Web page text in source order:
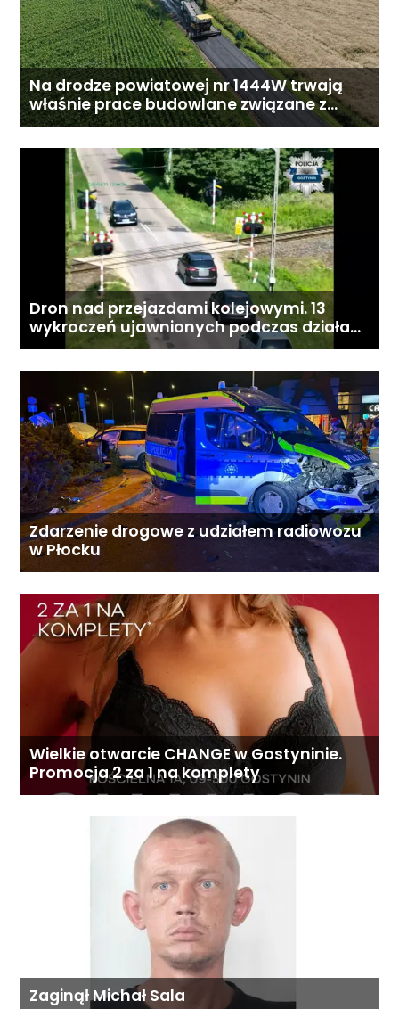
Na drodze powiatowej nr 1444W trwają
właśnie prace budowlane związane z
przebudową drogi
Dron nad przejazdami kolejowymi. 13
wykroczeń ujawnionych podczas działań
„Bezpieczny przejazd kolejowy”
Zdarzenie drogowe z udziałem radiowozu
w Płocku
Wielkie otwarcie CHANGE w Gostyninie.
Promocja 2 za 1 na komplety
Zaginął Michał Sala